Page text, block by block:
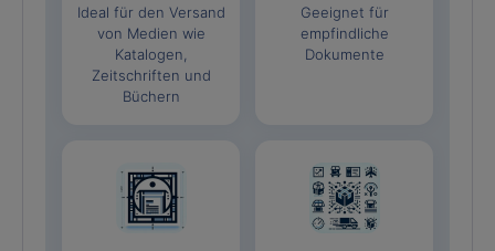
Ideal für den Versand
von Medien wie
Katalogen,
Zeitschriften und
Büchern
Geeignet für
empfindliche
Dokumente